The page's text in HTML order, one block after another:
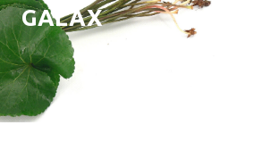
GALAX